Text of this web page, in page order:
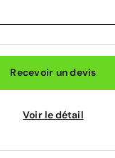
Recevoir un devis
Voir le détail